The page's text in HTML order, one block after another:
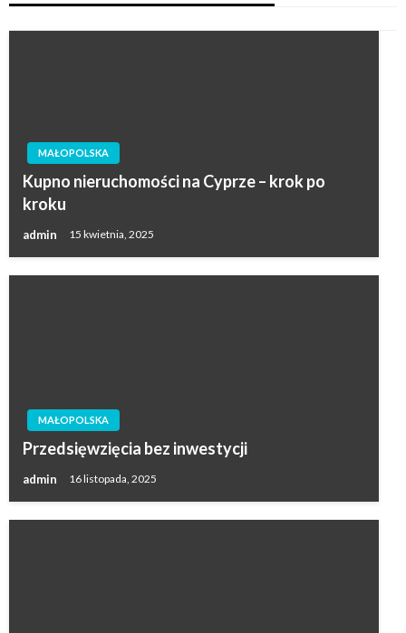
MAŁOPOLSKA
Kupno nieruchomości na Cyprze – krok po
kroku
admin 15 kwietnia, 2025
MAŁOPOLSKA
Przedsięwzięcia bez inwestycji
admin 16 listopada, 2025